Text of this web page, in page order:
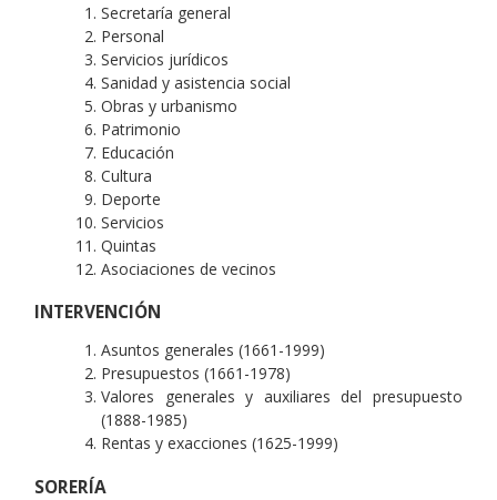
Secretaría general
Personal
Servicios jurídicos
Sanidad y asistencia social
Obras y urbanismo
Patrimonio
Educación
Cultura
Deporte
Servicios
Quintas
Asociaciones de vecinos
INTERVENCIÓN
Asuntos generales (1661-1999)
Presupuestos (1661-1978)
Valores generales y auxiliares del presupuesto
(1888-1985)
Rentas y exacciones (1625-1999)
SORERÍA